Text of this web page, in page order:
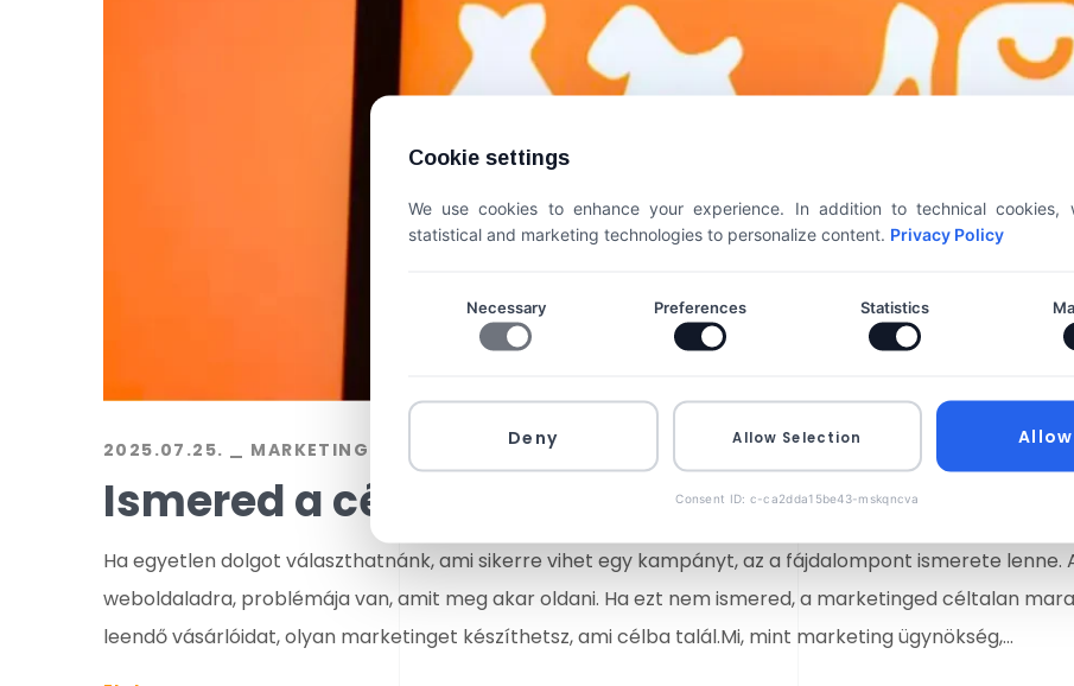
2025.07.25. MARKETING
Ismered a célcsoportod legnagyobb
Ha egyetlen dolgot választhatnánk, ami sikerre vihet egy kampányt, az a fájdalompont ismerete lenne.
weboldaladra, problémája van, amit meg akar oldani. Ha ezt nem ismered, a marketinged céltalan
leendő vásárlóidat, olyan marketinget készíthetsz, ami célba talál.Mi, mint marketing ügynökség,...
Cookie settings
We use cookies to enhance your experience. In addition to technical cookies,
statistical and marketing technologies to personalize content. Privacy Policy
Necessary Preferences Statistics
Deny Allow Selection
Consent ID: c-ca2dda15be43-mskqncva